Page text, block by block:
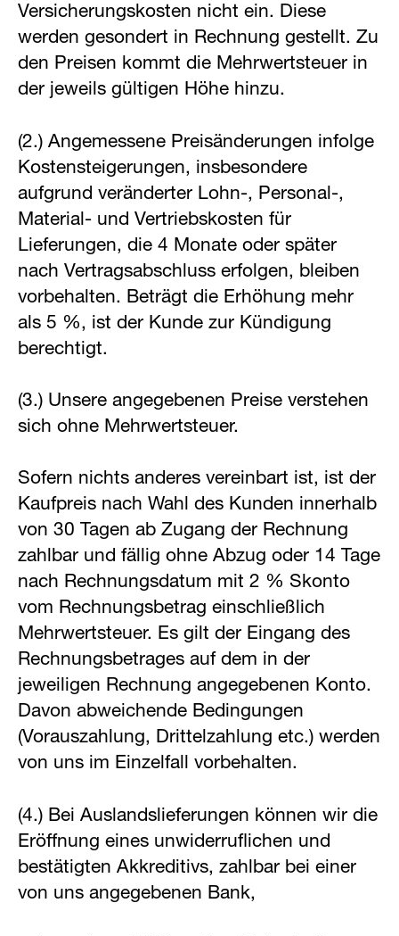
Versicherungskosten nicht ein. Diese
werden gesondert in Rechnung gestellt. Zu
den Preisen kommt die Mehrwertsteuer in
der jeweils gültigen Höhe hinzu.
(2.) Angemessene Preisänderungen infolge
Kostensteigerungen, insbesondere
aufgrund veränderter Lohn-, Personal-,
Material- und Vertriebskosten für
Lieferungen, die 4 Monate oder später
nach Vertragsabschluss erfolgen, bleiben
vorbehalten. Beträgt die Erhöhung mehr
als 5 %, ist der Kunde zur Kündigung
berechtigt.
(3.) Unsere angegebenen Preise verstehen
sich ohne Mehrwertsteuer.
Sofern nichts anderes vereinbart ist, ist der
Kaufpreis nach Wahl des Kunden innerhalb
von 30 Tagen ab Zugang der Rechnung
zahlbar und fällig ohne Abzug oder 14 Tage
nach Rechnungsdatum mit 2 % Skonto
vom Rechnungsbetrag einschließlich
Mehrwertsteuer. Es gilt der Eingang des
Rechnungsbetrages auf dem in der
jeweiligen Rechnung angegebenen Konto.
Davon abweichende Bedingungen
(Vorauszahlung, Drittelzahlung etc.) werden
von uns im Einzelfall vorbehalten.
(4.) Bei Auslandslieferungen können wir die
Eröffnung eines unwiderruflichen und
bestätigten Akkreditivs, zahlbar bei einer
von uns angegebenen Bank,